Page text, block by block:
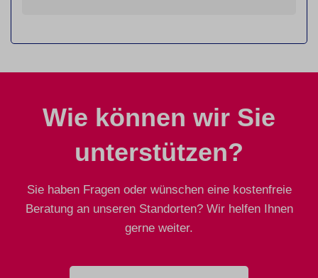
Wie können wir Sie
unterstützen?
Sie haben Fragen oder wünschen eine kostenfreie
Beratung an unseren Standorten? Wir helfen Ihnen
gerne weiter.